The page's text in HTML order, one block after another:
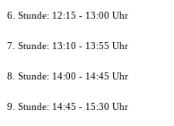
6. Stunde: 12:15 - 13:00 Uhr
7. Stunde: 13:10 - 13:55 Uhr
8. Stunde: 14:00 - 14:45 Uhr
9. Stunde: 14:45 - 15:30 Uhr